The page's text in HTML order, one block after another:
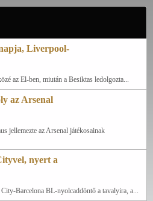
Liverpool-
az El-ben, miután a Besiktas ledolgozta...
az Arsenal
jellemezte az Arsenal játékosainak
nyert a
Barcelona BL-nyolcaddöntő a tavalyira, a...